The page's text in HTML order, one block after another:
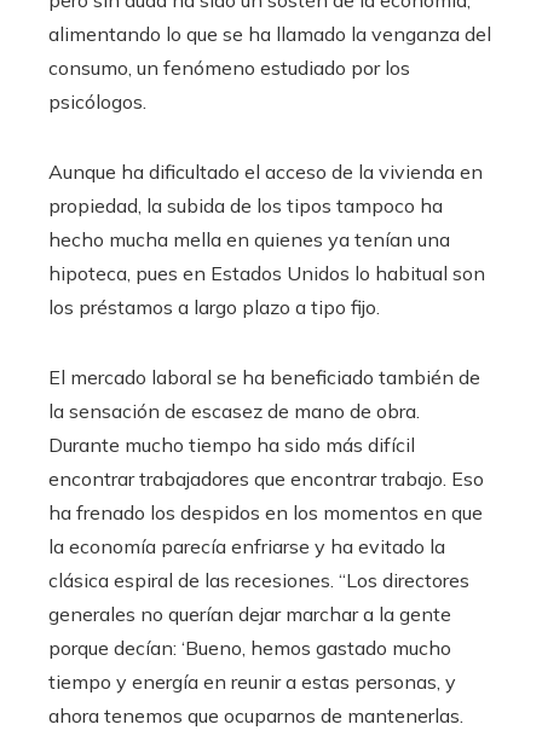
alimentando lo que se ha llamado la venganza del
consumo, un fenómeno estudiado por los
psicólogos.
Aunque ha dificultado el acceso de la vivienda en
propiedad, la subida de los tipos tampoco ha
hecho mucha mella en quienes ya tenían una
hipoteca, pues en Estados Unidos lo habitual son
los préstamos a largo plazo a tipo fijo.
El mercado laboral se ha beneficiado también de
la sensación de escasez de mano de obra.
Durante mucho tiempo ha sido más difícil
encontrar trabajadores que encontrar trabajo. Eso
ha frenado los despidos en los momentos en que
la economía parecía enfriarse y ha evitado la
clásica espiral de las recesiones. “Los directores
generales no querían dejar marchar a la gente
porque decían: ‘Bueno, hemos gastado mucho
tiempo y energía en reunir a estas personas, y
ahora tenemos que ocuparnos de mantenerlas.